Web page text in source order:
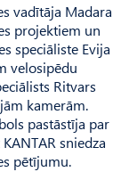
vadītāja Madara
projektiem un
speciāliste Evija
velosipēdu
Ritvars
kamerām.
pastāstīja par
sniedza
pētījumu.